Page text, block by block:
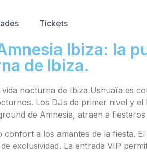
Tickets
Ibiza: la
de Ibiza.
nocturna de Ibiza.Ushuaïa es
Los DJs de primer nivel y
de Amnesia, atraen a
a los amantes de la fiesta.
exclusividad. La entrada VIP